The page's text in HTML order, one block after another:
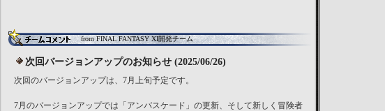
from FINAL FANTASY XI開発チーム
次回バージョンアップのお知らせ (2025/06/26)
次回のバージョンアップは、7月上旬予定です。
7月のバージョンアップでは「アンバスケード」の更新、そして新しく冒険者